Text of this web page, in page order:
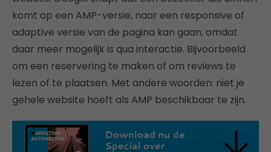
komt op een AMP-versie, naar een responsive of
adaptive versie van de pagina kan gaan, omdat
daar meer mogelijk is qua interactie. Bijvoorbeeld
om een reservering te maken of om reviews te
lezen of te plaatsen. Met andere woorden: niet je
gehele website hoeft als AMP beschikbaar te zijn.